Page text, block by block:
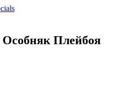
Плейбоя